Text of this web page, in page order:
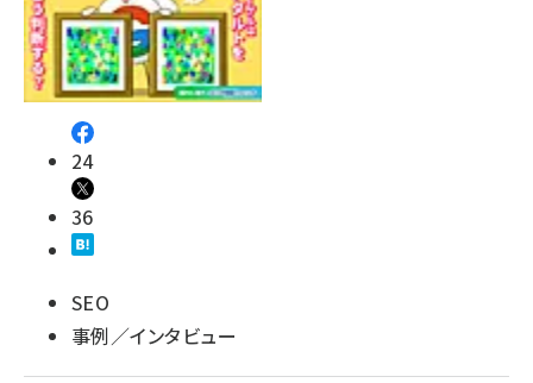
24
36
SEO
事例／インタビュー